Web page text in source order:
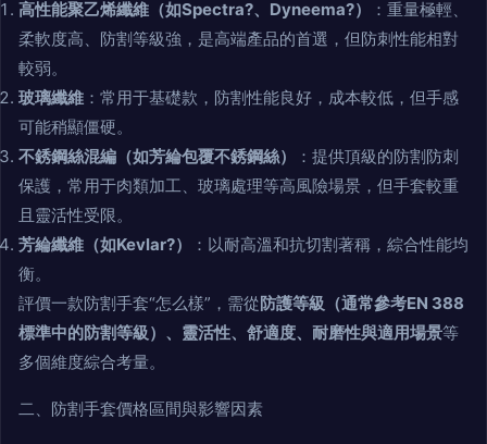
高性能聚乙烯纖維（如Spectra?、Dyneema?）
：重量極輕、
柔軟度高、防割等級強，是高端產品的首選，但防刺性能相對
較弱。
玻璃纖維 ：常用于基礎款，防割性能良好，成本較低，但手感
可能稍顯僵硬。
不銹鋼絲混編（如芳綸包覆不銹鋼絲）
：提供頂級的防割防刺
保護，常用于肉類加工、玻璃處理等高風險場景，但手套較重
且靈活性受限。
芳綸纖維（如Kevlar?）
：以耐高溫和抗切割著稱，綜合性能均
衡。
評價一款防割手套“怎么樣”，需從防護等級（通常參考EN 388
標準中的防割等級）、靈活性、舒適度、耐磨性與適用場景等
多個維度綜合考量。
二、防割手套價格區間與影響因素